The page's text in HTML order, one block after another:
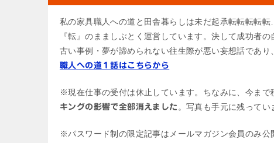
私の家具職人への道と田舎暮らしは未だ起承転転転転
『転』のまましぶとく運営しています。決して成功者
古い事例・夢が諦められない往生際が悪い妄想話であ
職人への道１話はこちらから
※現在仕事の受付は休止しています。ちなみに、今まで
キングの影響で全部消えました 。写真も手元に残ってい
※パスワード制の限定記事はメールマガジン会員のみ